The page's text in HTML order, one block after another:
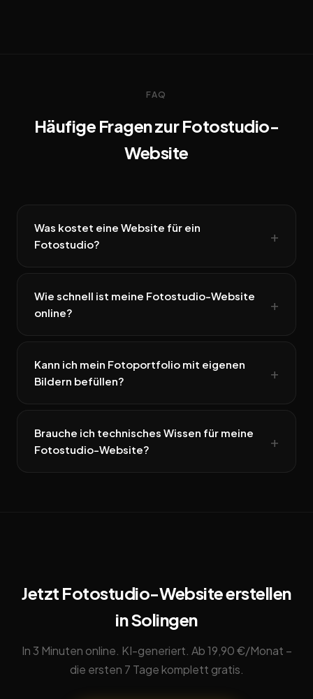
FAQ
Häufige Fragen zur Fotostudio-
Website
Was kostet eine Website für ein
Fotostudio?
Wie schnell ist meine Fotostudio-Website
online?
Kann ich mein Fotoportfolio mit eigenen
Bildern befüllen?
Brauche ich technisches Wissen für meine
Fotostudio-Website?
Jetzt Fotostudio-Website erstellen
in Solingen
In 3 Minuten online. KI-generiert. Ab 19,90 €/Monat –
die ersten 7 Tage komplett gratis.